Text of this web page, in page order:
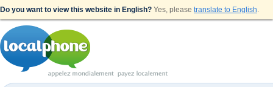
Do you want to view this website in English? Yes, please translate to English.